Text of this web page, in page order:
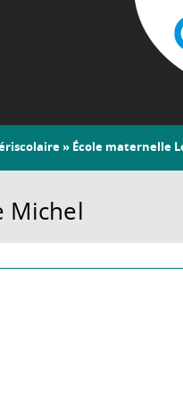
» École maternelle
Michel